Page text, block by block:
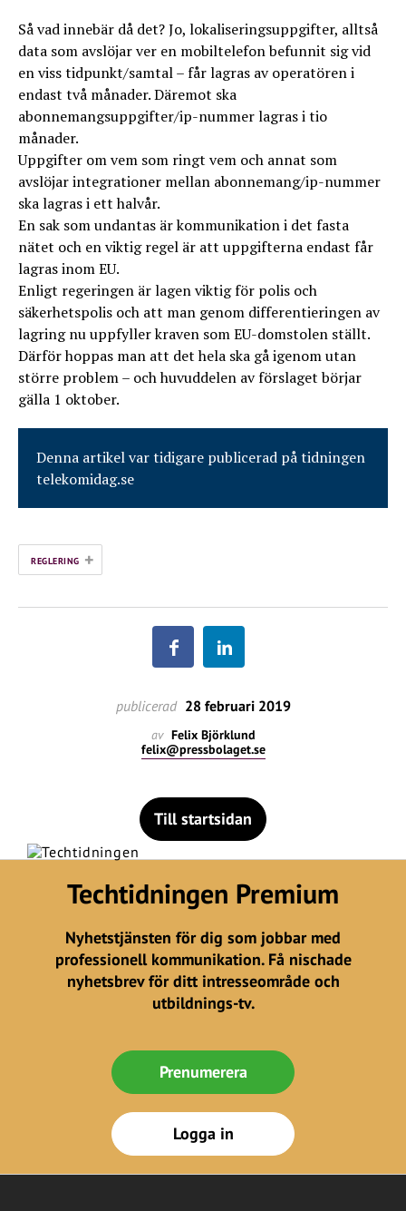
Så vad innebär då det? Jo, lokaliseringsuppgifter, alltså
data som avslöjar ver en mobiltelefon befunnit sig vid
en viss tidpunkt/samtal – får lagras av operatören i
endast två månader. Däremot ska
abonnemangsuppgifter/ip-nummer lagras i tio
månader.
Uppgifter om vem som ringt vem och annat som
avslöjar integrationer mellan abonnemang/ip-nummer
ska lagras i ett halvår.
En sak som undantas är kommunikation i det fasta
nätet och en viktig regel är att uppgifterna endast får
lagras inom EU.
Enligt regeringen är lagen viktig för polis och
säkerhetspolis och att man genom differentieringen av
lagring nu uppfyller kraven som EU-domstolen ställt.
Därför hoppas man att det hela ska gå igenom utan
större problem – och huvuddelen av förslaget börjar
gälla 1 oktober.
Denna artikel var tidigare publicerad på tidningen
telekomidag.se
REGLERING +
publicerad 28 februari 2019
av Felix Björklund
felix@pressbolaget.se
Till startsidan
Techtidningen Premium
Nyhetstjänsten för dig som jobbar med
professionell kommunikation. Få nischade
nyhetsbrev för ditt intresseområde och
utbildnings-tv.
Prenumerera
Logga in